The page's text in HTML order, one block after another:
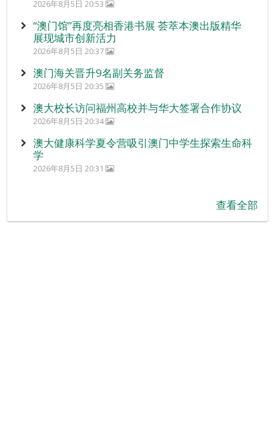
2026年8月5日 20:53
“澳门馆”再度亮相香港书展 荟萃本澳出版精华
展现城市创新活力
2026年8月5日 20:37
澳门海关晋升9名副关务监督
2026年8月5日 20:35
澳大校长访问福州高校并与华大签署合作协议
2026年8月5日 20:34
澳大健康科学夏令营吸引澳门中学生探索生命科
学
2026年8月5日 20:31
查看全部